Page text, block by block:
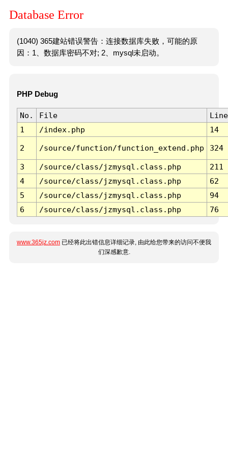
Database Error
(1040) 365建站错误警告：连接数据库失败，可能的原
因：1、数据库密码不对; 2、mysql未启动。
PHP Debug
No. File
Line
1
/index.php 14
2 /source/function/function_extend.php 324
3 /source/class/jzmysql.class.php
211
4
/source/class/jzmysql.class.php
62
5
/source/class/jzmysql.class.php
94
6
/source/class/jzmysql.class.php 76
www.365jz.com 已经将此出错信息详细记录, 由此给您带来的访问不便我
们深感歉意.